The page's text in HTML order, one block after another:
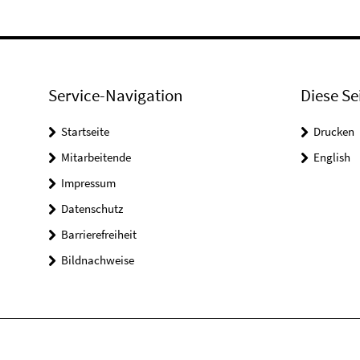
Service-Navigation
Startseite
Mitarbeitende
Impressum
Datenschutz
Barrierefreiheit
Bildnachweise
Diese
Drucken
English